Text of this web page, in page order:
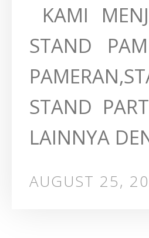
KAMI
STAND
STAND
LAINNYA
AUGUST 25,